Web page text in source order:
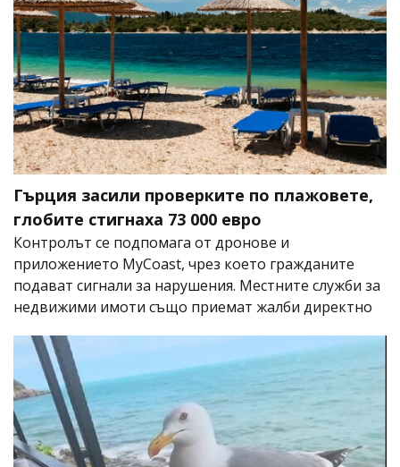
Гърция засили проверките по плажовете,
глобите стигнаха 73 000 евро
Контролът се подпомага от дронове и
приложението MyCoast, чрез което гражданите
подават сигнали за нарушения. Местните служби за
недвижими имоти също приемат жалби директно